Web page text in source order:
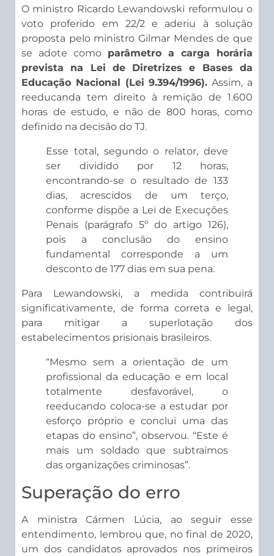
O ministro Ricardo Lewandowski reformulou o
voto proferido em 22/2 e aderiu à solução
proposta pelo ministro Gilmar Mendes de que
se adote como parâmetro a carga horária
prevista na Lei de Diretrizes e Bases da
Educação Nacional (Lei 9.394/1996). Assim, a
reeducanda tem direito à remição de 1.600
horas de estudo, e não de 800 horas, como
definido na decisão do TJ.
Esse total, segundo o relator, deve
ser dividido por 12 horas,
encontrando-se o resultado de 133
dias, acrescidos de um terço,
conforme dispõe a Lei de Execuções
Penais (parágrafo 5º do artigo 126),
pois a conclusão do ensino
fundamental corresponde a um
desconto de 177 dias em sua pena.
Para Lewandowski, a medida contribuirá
significativamente, de forma correta e legal,
para mitigar a superlotação dos
estabelecimentos prisionais brasileiros.
“Mesmo sem a orientação de um
profissional da educação e em local
totalmente desfavorável, o
reeducando coloca-se a estudar por
esforço próprio e conclui uma das
etapas do ensino”, observou. “Este é
mais um soldado que subtraímos
das organizações criminosas”.
Superação do erro
A ministra Cármen Lúcia, ao seguir esse
entendimento, lembrou que, no final de 2020,
um dos candidatos aprovados nos primeiros